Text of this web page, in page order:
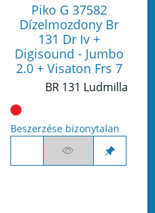
Piko G 37582
Dízelmozdony Br
131 Dr Iv +
Digisound - Jumbo
2.0 + Visaton Frs 7
BR 131 Ludmilla
Beszerzése bizonytalan